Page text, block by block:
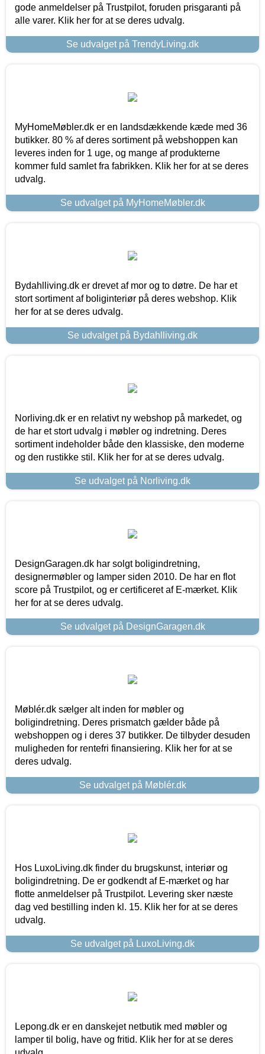
gode anmeldelser på Trustpilot, foruden prisgaranti på
alle varer. Klik her for at se deres udvalg.
Se udvalget på TrendyLiving.dk
MyHomeMøbler.dk er en landsdækkende kæde med 36
butikker. 80 % af deres sortiment på webshoppen kan
leveres inden for 1 uge, og mange af produkterne
kommer fuld samlet fra fabrikken. Klik her for at se deres
udvalg.
Se udvalget på MyHomeMøbler.dk
Bydahlliving.dk er drevet af mor og to døtre. De har et
stort sortiment af boliginteriør på deres webshop. Klik
her for at se deres udvalg.
Se udvalget på Bydahlliving.dk
Norliving.dk er en relativt ny webshop på markedet, og
de har et stort udvalg i møbler og indretning. Deres
sortiment indeholder både den klassiske, den moderne
og den rustikke stil. Klik her for at se deres udvalg.
Se udvalget på Norliving.dk
DesignGaragen.dk har solgt boligindretning,
designermøbler og lamper siden 2010. De har en flot
score på Trustpilot, og er certificeret af E-mærket. Klik
her for at se deres udvalg.
Se udvalget på DesignGaragen.dk
Møblér.dk sælger alt inden for møbler og
boligindretning. Deres prismatch gælder både på
webshoppen og i deres 37 butikker. De tilbyder desuden
muligheden for rentefri finansiering. Klik her for at se
deres udvalg.
Se udvalget på Møblér.dk
Hos LuxoLiving.dk finder du brugskunst, interiør og
boligindretning. De er godkendt af E-mærket og har
flotte anmeldelser på Trustpilot. Levering sker næste
dag ved bestilling inden kl. 15. Klik her for at se deres
udvalg.
Se udvalget på LuxoLiving.dk
Lepong.dk er en danskejet netbutik med møbler og
lamper til bolig, have og fritid. Klik her for at se deres